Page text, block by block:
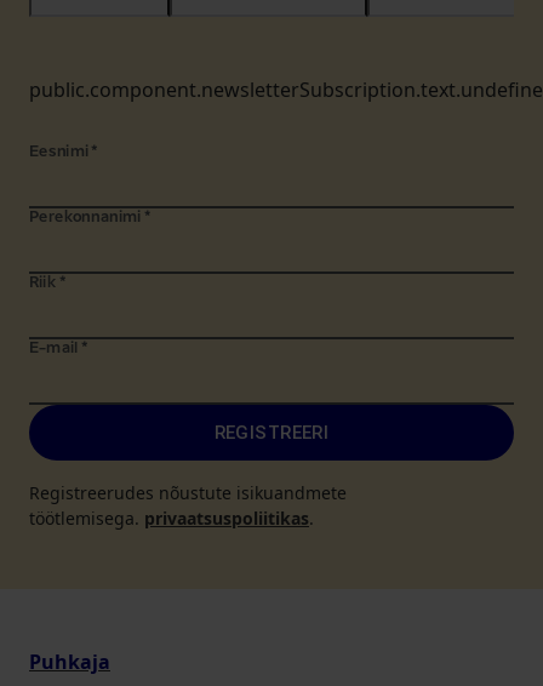
Eesnimi *
Perekonnanimi *
Riik *
E-mail *
REGISTREERI
Registreerudes nõustute isikuandmete
töötlemisega. privaatsuspoliitikas.
Puhkaja